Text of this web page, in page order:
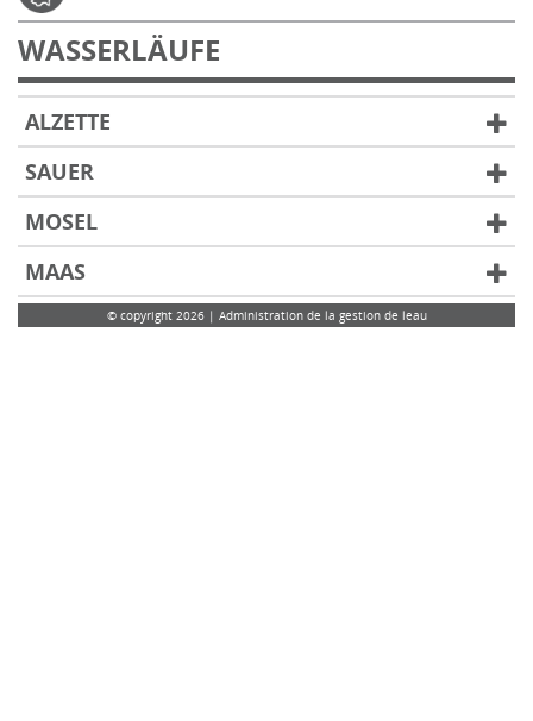
WASSERLÄUFE
ALZETTE
SAUER
MOSEL
MAAS
© copyright 2026 | Administration de la gestion de leau